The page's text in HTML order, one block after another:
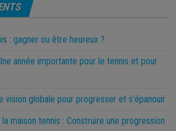
: gagner ou être heureux ?
année importante pour le tennis et pour
vision globale pour progresser et s’épanouir
la maison tennis : Construire une progression